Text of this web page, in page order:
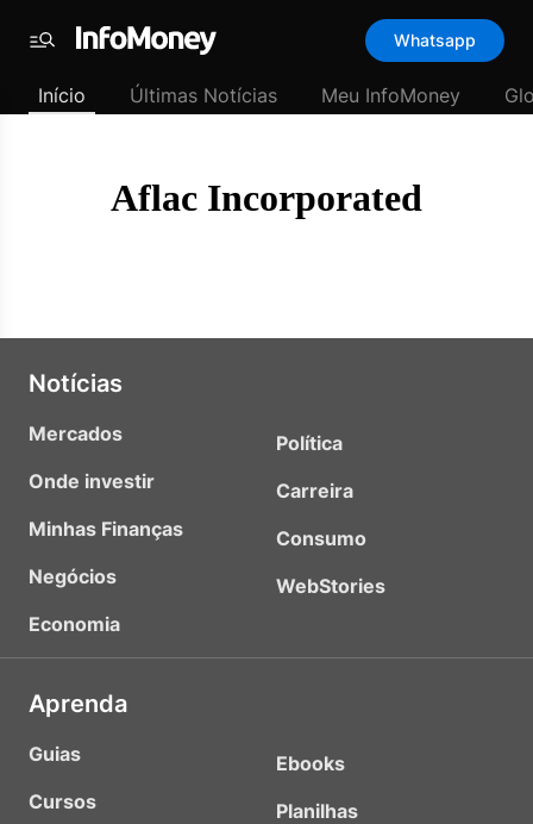
padrão
Últimas
Menu
Whatsapp
Início Últimas Notícias Meu InfoMoney
Aflac Incorporated
Notícias
Mercados
Onde investir
Minhas Finanças
Negócios
Economia
Política
Carreira
Consumo
WebStories
Aprenda
Guias
Cursos
Ebooks
Planilhas